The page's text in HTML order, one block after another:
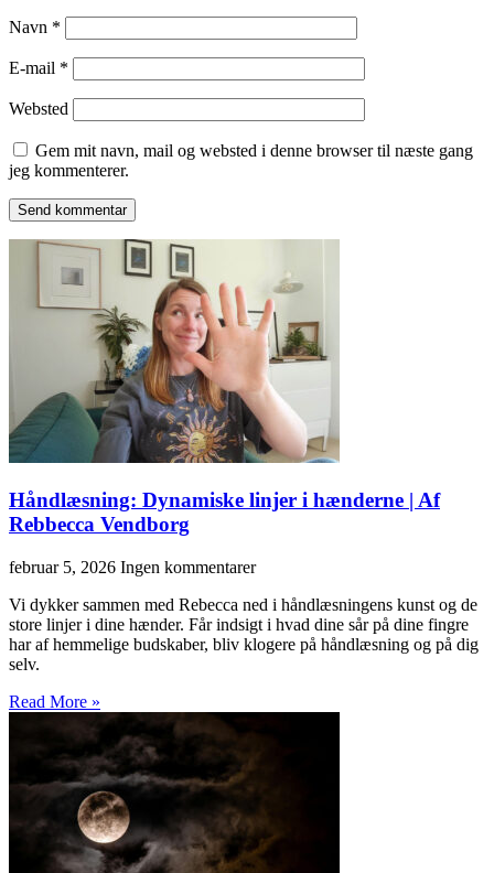
Navn *
E-mail *
Websted
Gem mit navn, mail og websted i denne browser til næste gang
jeg kommenterer.
Håndlæsning: Dynamiske linjer i hænderne | Af
Rebbecca Vendborg
februar 5, 2026 Ingen kommentarer
Vi dykker sammen med Rebecca ned i håndlæsningens kunst og de
store linjer i dine hænder. Får indsigt i hvad dine sår på dine fingre
har af hemmelige budskaber, bliv klogere på håndlæsning og på dig
selv.
Read More »